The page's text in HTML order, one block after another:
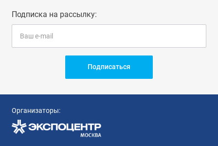
Подписка на рассылку:
Подписаться
Организаторы: